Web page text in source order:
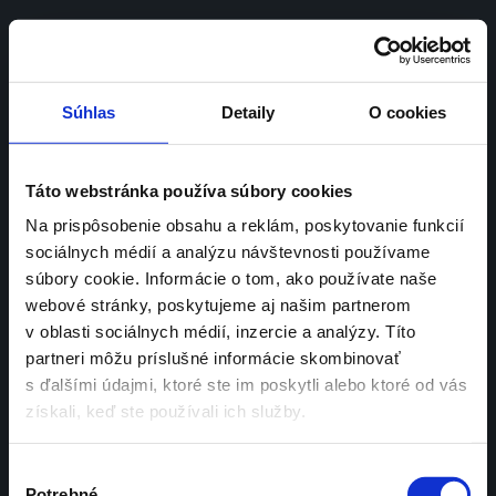
Súhlas Detaily O cookies
Táto webstránka používa súbory cookies
Na prispôsobenie obsahu a reklám, poskytovanie funkcií
sociálnych médií a analýzu návštevnosti používame
súbory cookie. Informácie o tom, ako používate naše
webové stránky, poskytujeme aj našim partnerom
v oblasti sociálnych médií, inzercie a analýzy. Títo
partneri môžu príslušné informácie skombinovať
s ďalšími údajmi, ktoré ste im poskytli alebo ktoré od vás
získali, keď ste používali ich služby.
SK | EN
Appku Packety
sme vystrelili na
prvé miesto s App
Store